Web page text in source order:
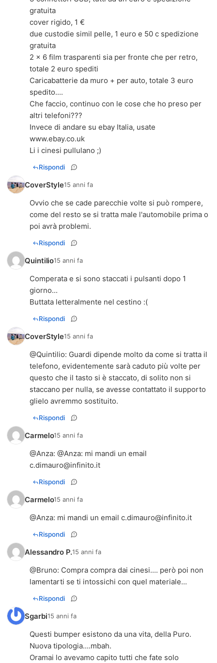
gratuita
cover rigido, 1 €
due custodie simil pelle, 1 euro e 50 c spedizione
gratuita
2 x 6 film trasparenti sia per fronte che per retro,
totale 2 euro spediti
Caricabatterie da muro + per auto, totale 3 euro
spedito....
Che faccio, continuo con le cose che ho preso per
altri telefoni???
Invece di andare su ebay Italia, usate
www.ebay.co.uk
Li i cinesi pullulano ;)
Rispondi
CoverStyle15 anni fa
Ovvio che se cade parecchie volte si può rompere,
come del resto se si tratta male l'automobile prima o
poi avrà problemi.
Rispondi
Quintilio15 anni fa
Comperata e si sono staccati i pulsanti dopo 1
giorno...
Buttata letteralmente nel cestino :(
Rispondi
CoverStyle15 anni fa
@Quintilio: Guardi dipende molto da come si tratta il
telefono, evidentemente sarà caduto più volte per
questo che il tasto si è staccato, di solito non si
staccano per nulla, se avesse contattato il supporto
glielo avremmo sostituito.
Rispondi
Carmelo15 anni fa
@Anza: @Anza: mi mandi un email
c.dimauro@infinito.it
Rispondi
Carmelo15 anni fa
@Anza: mi mandi un email c.dimauro@infinito.it
Rispondi
Alessandro P.15 anni fa
@Bruno: Compra compra dai cinesi.... però poi non
lamentarti se ti intossichi con quel materiale...
Rispondi
Sgarbi15 anni fa
Questi bumper esistono da una vita, della Puro.
Nuova tipologia....mbah.
Oramai lo avevamo capito tutti che fate solo